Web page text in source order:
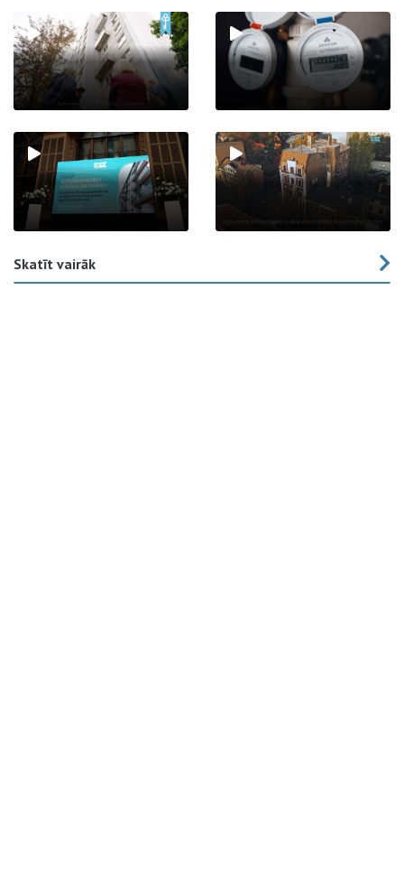
Skatīt vairāk